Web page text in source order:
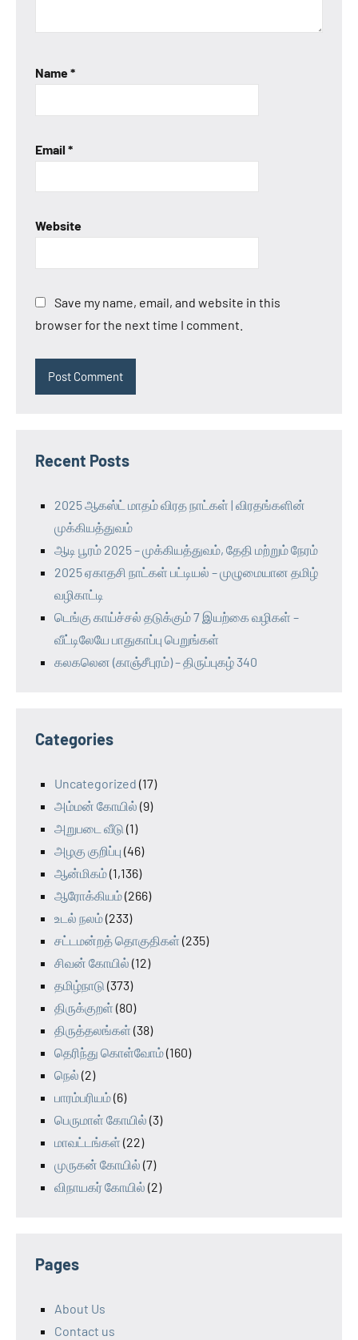
Name*
Email *
Website
Save my name, email, and website in this
browser for the next time I comment.
Recent Posts
2025 ஆகஸ்ட் மாதம் விரத நாட்கள் | விரதங்களின்
முக்கியத்துவம்
ஆடி பூரம் 2025 – முக்கியத்துவம், தேதி மற்றும் நேரம்
2025 ஏகாதசி நாட்கள் பட்டியல் – முழுமையான தமிழ்
வழிகாட்டி
டெங்கு காய்ச்சல் தடுக்கும் 7 இயற்கை வழிகள் –
வீட்டிலேயே பாதுகாப்பு பெறுங்கள்
கலகலென (காஞ்சீபுரம்) – திருப்புகழ் 340
Categories
Uncategorized (17)
அம்மன் கோயில் (9)
அறுபடை வீடு (1)
அழகு குறிப்பு (46)
ஆன்மிகம்(1,136)
ஆரோக்கியம்(266)
உடல் நலம்(233)
சட்டமன்றத் தொகுதிகள் (235)
சிவன் கோயில் (12)
தமிழ்நாடு (373)
திருக்குறள் (80)
திருத்தலங்கள் (38)
தெரிந்து கொள்வோம்(160)
நெல் (2)
பாரம்பரியம்(6)
பெருமாள் கோயில் (3)
மாவட்டங்கள் (22)
முருகன் கோயில் (7)
விநாயகர் கோயில் (2)
Pages
About Us
Contact us